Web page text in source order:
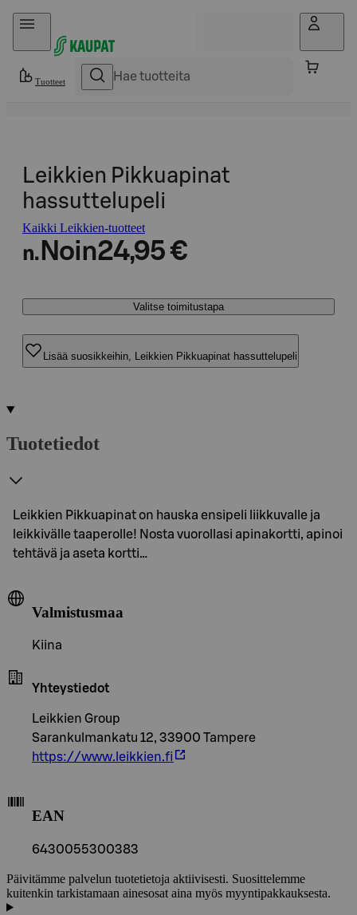
Hyppää sisältöön
Tuotteet
Leikkien Pikkuapinat
hassuttelupeli
Kaikki Leikkien-tuotteet
n. Noin24,95 €
Valitse toimitustapa
Lisää suosikkeihin, Leikkien Pikkuapinat hassuttelupeli
Tuotetiedot
Leikkien Pikkuapinat on hauska ensipeli liikkuvalle ja
leikkivälle taaperolle! Nosta vuorollasi apinakortti, apinoi
tehtävä ja aseta kortti…
Valmistusmaa
Kiina
Yhteystiedot
Leikkien Group
Sarankulmankatu 12, 33900 Tampere
https://www.leikkien.fi
EAN
6430055300383
Päivitämme palvelun tuotetietoja aktiivisesti. Suosittelemme
kuitenkin tarkistamaan ainesosat aina myös myyntipakkauksesta.